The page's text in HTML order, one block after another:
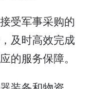
受军事采购的
及时高效完成
的服务保障。